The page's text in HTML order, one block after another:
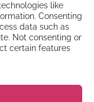
like
Consenting
data such as
Not consenting or
certain features